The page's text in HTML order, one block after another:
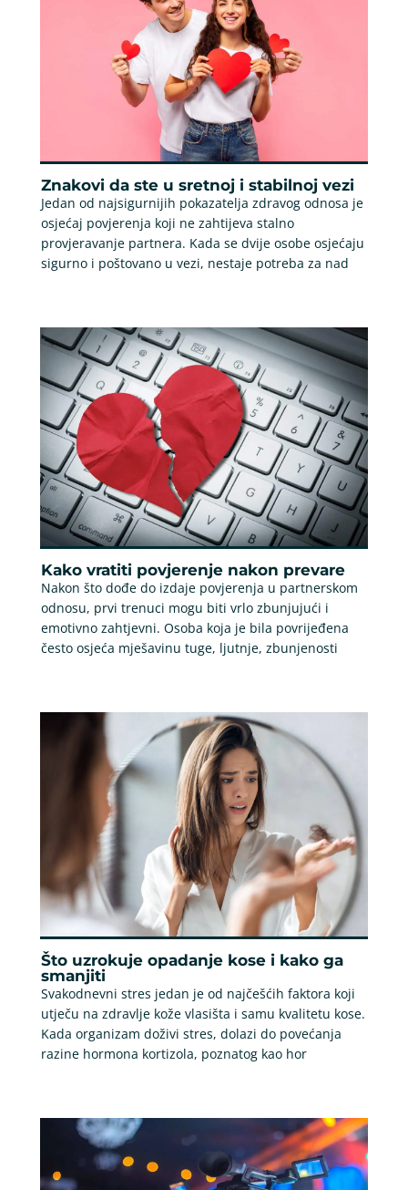
Znakovi da ste u sretnoj i stabilnoj vezi
Jedan od najsigurnijih pokazatelja zdravog odnosa je
osjećaj povjerenja koji ne zahtijeva stalno
provjeravanje partnera. Kada se dvije osobe osjećaju
sigurno i poštovano u vezi, nestaje potreba za nad
Kako vratiti povjerenje nakon prevare
Nakon što dođe do izdaje povjerenja u partnerskom
odnosu, prvi trenuci mogu biti vrlo zbunjujući i
emotivno zahtjevni. Osoba koja je bila povrijeđena
često osjeća mješavinu tuge, ljutnje, zbunjenosti
Što uzrokuje opadanje kose i kako ga
smanjiti
Svakodnevni stres jedan je od najčešćih faktora koji
utječu na zdravlje kože vlasišta i samu kvalitetu kose.
Kada organizam doživi stres, dolazi do povećanja
razine hormona kortizola, poznatog kao hor